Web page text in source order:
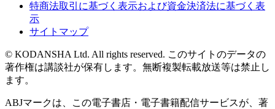
特商法取引に基づく表示および資金決済法に基づく表
示
サイトマップ
© KODANSHA Ltd. All rights reserved. このサイトのデータの
著作権は講談社が保有します。無断複製転載放送等は禁止し
ます。
ABJマークは、この電子書店・電子書籍配信サービスが、著